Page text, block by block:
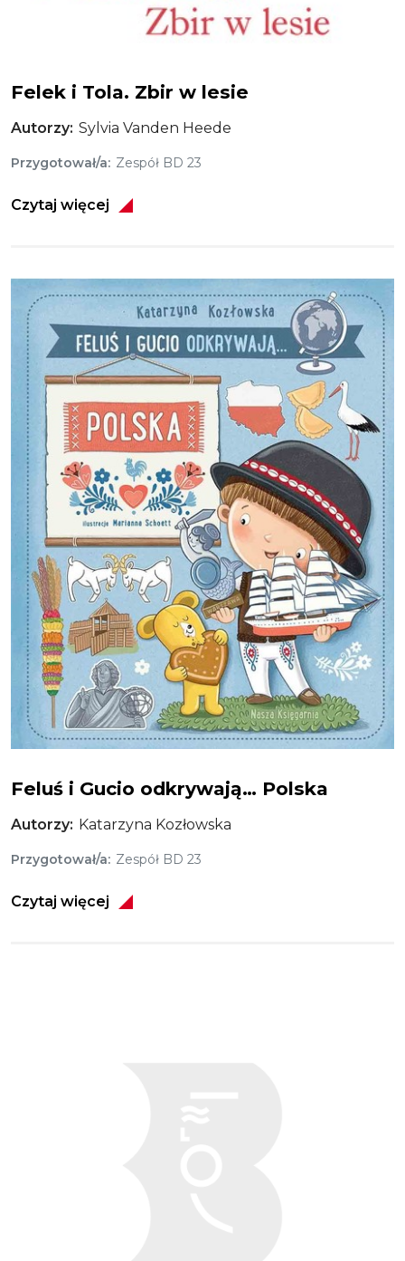
Felek i Tola. Zbir w lesie
Autorzy Sylvia Vanden Heede
Przygotował/a Zespół BD 23
Czytaj więcej
Obraz
Feluś i Gucio odkrywają… Polska
Autorzy Katarzyna Kozłowska
Przygotował/a Zespół BD 23
Czytaj więcej